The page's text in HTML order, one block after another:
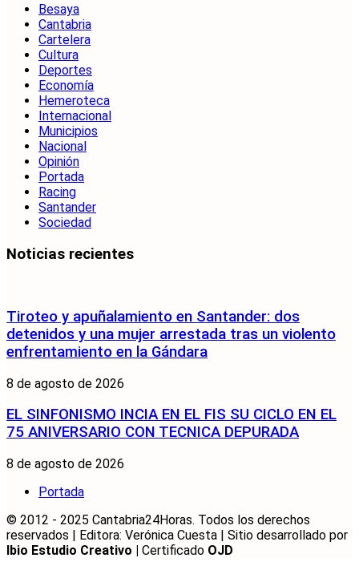
Besaya
Cantabria
Cartelera
Cultura
Deportes
Economía
Hemeroteca
Internacional
Municipios
Nacional
Opinión
Portada
Racing
Santander
Sociedad
Noticias recientes
Tiroteo y apuñalamiento en Santander: dos
detenidos y una mujer arrestada tras un violento
enfrentamiento en la Gándara
8 de agosto de 2026
EL SINFONISMO INCIA EN EL FIS SU CICLO EN EL
75 ANIVERSARIO CON TECNICA DEPURADA
8 de agosto de 2026
Portada
© 2012 - 2025 Cantabria24Horas. Todos los derechos
reservados | Editora: Verónica Cuesta | Sitio desarrollado por
Ibio Estudio Creativo |
Certificado OJD